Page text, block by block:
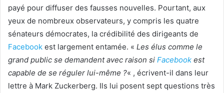
payé pour diffuser des fausses nouvelles. Pourtant, aux
yeux de nombreux observateurs, y compris les quatre
sénateurs démocrates, la crédibilité des dirigeants de
Facebook est largement entamée. « Les élus comme le
grand public se demandent avec raison si Facebook est
capable de se réguler lui-même ?« , écrivent-il dans leur
lettre à Mark Zuckerberg. Ils lui posent sept questions très